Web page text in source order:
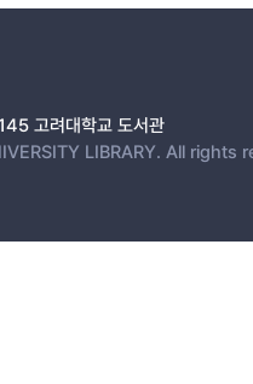
고려대학교 도서관
LIBRARY. All rights